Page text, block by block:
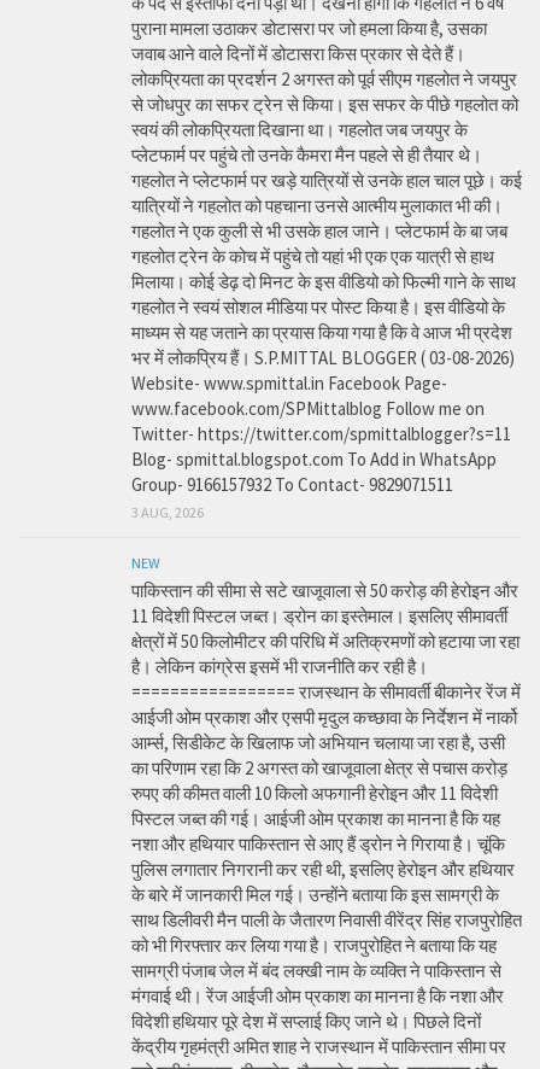
पुराना मामला उठाकर डोटासरा पर जो हमला किया है, उसका
जवाब आने वाले दिनों में डोटासरा किस प्रकार से देते हैं।
लोकप्रियता का प्रदर्शन 2 अगस्त को पूर्व सीएम गहलोत ने जयपुर
से जोधपुर का सफर ट्रेन से किया। इस सफर के पीछे गहलोत को
स्वयं की लोकप्रियता दिखाना था। गहलोत जब जयपुर के
प्लेटफार्म पर पहुंचे तो उनके कैमरा मैन पहले से ही तैयार थे।
गहलोत ने प्लेटफार्म पर खड़े यात्रियों से उनके हाल चाल पूछे। कई
यात्रियों ने गहलोत को पहचाना उनसे आत्मीय मुलाकात भी की।
गहलोत ने एक कुली से भी उसके हाल जाने। प्लेटफार्म के बा जब
गहलोत ट्रेन के कोच में पहुंचे तो यहां भी एक एक यात्री से हाथ
मिलाया। कोई डेढ़ दो मिनट के इस वीडियो को फिल्मी गाने के साथ
गहलोत ने स्वयं सोशल मीडिया पर पोस्ट किया है। इस वीडियो के
माध्यम से यह जताने का प्रयास किया गया है कि वे आज भी प्रदेश
भर में लोकप्रिय हैं। S.P.MITTAL BLOGGER ( 03-08-2026)
Website- www.spmittal.in Facebook Page-
www.facebook.com/SPMittalblog Follow me on
Twitter- https://twitter.com/spmittalblogger?s=11
Blog- spmittal.blogspot.com To Add in WhatsApp
Group- 9166157932 To Contact- 9829071511
3 AUG, 2026
NEW
पाकिस्तान की सीमा से सटे खाजूवाला से 50 करोड़ की हेरोइन और
11 विदेशी पिस्टल जब्त। ड्रोन का इस्तेमाल। इसलिए सीमावर्ती
क्षेत्रों में 50 किलोमीटर की परिधि में अतिक्रमणों को हटाया जा रहा
है। लेकिन कांग्रेस इसमें भी राजनीति कर रही है।
================= राजस्थान के सीमावर्ती बीकानेर रेंज में
आईजी ओम प्रकाश और एसपी मृदुल कच्छावा के निर्देशन में नार्को
आर्म्स, सिडीकेट के खिलाफ जो अभियान चलाया जा रहा है, उसी
का परिणाम रहा कि 2 अगस्त को खाजूवाला क्षेत्र से पचास करोड़
रुपए की कीमत वाली 10 किलो अफगानी हेरोइन और 11 विदेशी
पिस्टल जब्त की गई। आईजी ओम प्रकाश का मानना है कि यह
नशा और हथियार पाकिस्तान से आए हैं ड्रोन ने गिराया है। चूंकि
पुलिस लगातार निगरानी कर रही थी, इसलिए हेरोइन और हथियार
के बारे में जानकारी मिल गई। उन्होंने बताया कि इस सामग्री के
साथ डिलीवरी मैन पाली के जैतारण निवासी वीरेंद्र सिंह राजपुरोहित
को भी गिरफ्तार कर लिया गया है। राजपुरोहित ने बताया कि यह
सामग्री पंजाब जेल में बंद लक्खी नाम के व्यक्ति ने पाकिस्तान से
मंगवाई थी। रेंज आईजी ओम प्रकाश का मानना है कि नशा और
विदेशी हथियार पूरे देश में सप्लाई किए जाने थे। पिछले दिनों
केंद्रीय गृहमंत्री अमित शाह ने राजस्थान में पाकिस्तान सीमा पर